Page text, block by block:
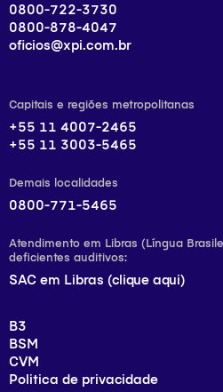
0800-722-3730
0800-878-4047
oficios@xpi.com.br
Capitais e regiões metropolitanas
+55 11 4007-2465
+55 11 3003-5465
Demais localidades
0800-771-5465
Atendimento em Libras (Língua
deficientes auditivos:
SAC em Libras (clique aqui)
B3
BSM
CVM
Politica de privacidade